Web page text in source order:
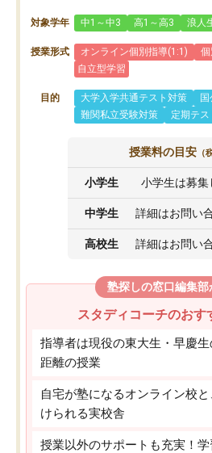
対象学年 中1～中3 高1～高3 浪人
授業形式 オンライン個別指導(1:1) 個
自立型学習
目的 大学入学共通テスト対策
難関私立受験対策
定期テ
授業料の目安 （
小学生 小学生は募集
中学生 詳細はお問い
高校生 詳細はお問い
塾探しの窓口編集部
スタディコーチのおす
指導者は現役の東大生・早慶
距離の授業
自宅が塾になるオンライン校
けられる実校舎
授業以外のサポートも充実！